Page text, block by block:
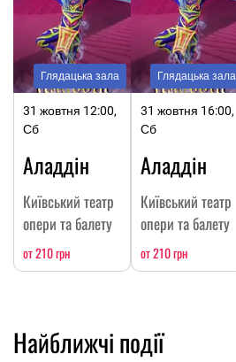
Глядацька зала
31 жовтня 12:00,
Сб
Аладдін
Київський театр
опери та балету
от 210 грн
Глядацька зала
31 жовтня 16:00,
Сб
Аладдін
Київський театр
опери та балету
от 210 грн
Найближчі події